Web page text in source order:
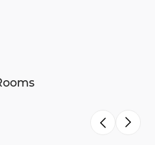
при бронюванні